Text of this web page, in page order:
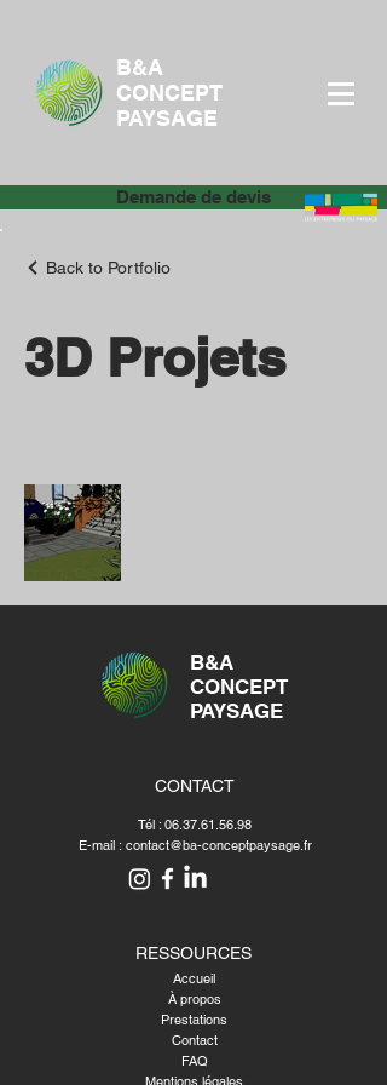
Demande de devis
B&A
CONCEPT
PAYSAGE
Back to Portfolio
3D Projets
B&A
CONCEPT
PAYSAGE
CONTACT
Tél : 06.37.61.56.98
E-mail : contact@ba-conceptpaysage.fr
RESSOURCES
Accueil
À propos
Prestations
Contact
FAQ
Mentions légales​